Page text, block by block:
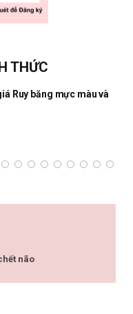
THỨC
Ruy băng mực màu và
não